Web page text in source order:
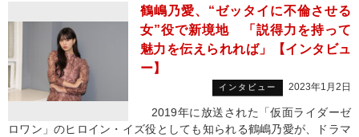
鶴嶋乃愛、“ゼッタイに不倫させる
女”役で新境地 「説得力を持って
魅力を伝えられれば」【インタビュ
ー】
インタビュー 2023年1月2日
2019年に放送された「仮面ライダーゼ
ロワン」のヒロイン・イズ役としても知られる鶴嶋乃愛が、ドラマ